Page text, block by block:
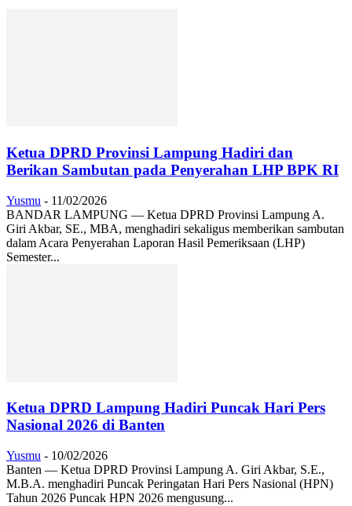
Ketua DPRD Provinsi Lampung Hadiri dan
Berikan Sambutan pada Penyerahan LHP BPK RI
Yusmu - 11/02/2026
BANDAR LAMPUNG — Ketua DPRD Provinsi Lampung A.
Giri Akbar, SE., MBA, menghadiri sekaligus memberikan sambutan
dalam Acara Penyerahan Laporan Hasil Pemeriksaan (LHP)
Semester...
Ketua DPRD Lampung Hadiri Puncak Hari Pers
Nasional 2026 di Banten
Yusmu - 10/02/2026
Banten — Ketua DPRD Provinsi Lampung A. Giri Akbar, S.E.,
M.B.A. menghadiri Puncak Peringatan Hari Pers Nasional (HPN)
Tahun 2026 Puncak HPN 2026 mengusung...